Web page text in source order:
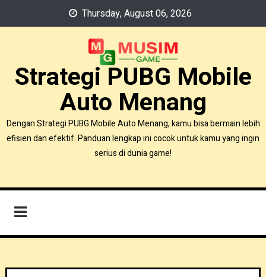
Thursday, August 06, 2026
Strategi PUBG Mobile
Auto Menang
Dengan Strategi PUBG Mobile Auto Menang, kamu bisa bermain lebih
efisien dan efektif. Panduan lengkap ini cocok untuk kamu yang ingin
serius di dunia game!